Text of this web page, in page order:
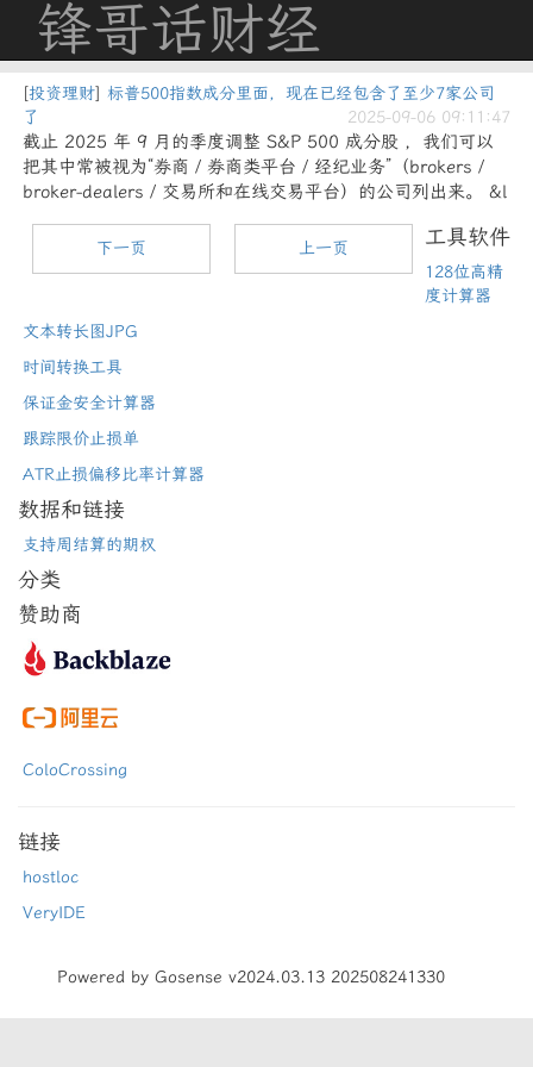
锋哥话财经
[投资理财] 标普500指数成分里面，现在已经包含了至少7家公司
了
2025-09-06 09:11:47
截止 2025 年 9 月的季度调整 S&P 500 成分股 ，我们可以
把其中常被视为“券商 / 券商类平台 / 经纪业务”（brokers /
broker-dealers / 交易所和在线交易平台）的公司列出来。 &l
下一页 上一页 工具软件
128位高精
度计算器
文本转长图JPG
时间转换工具
保证金安全计算器
跟踪限价止损单
ATR止损偏移比率计算器
数据和链接
支持周结算的期权
分类
赞助商
ColoCrossing
链接
hostloc
VeryIDE
Powered by Gosense v2024.03.13 202508241330